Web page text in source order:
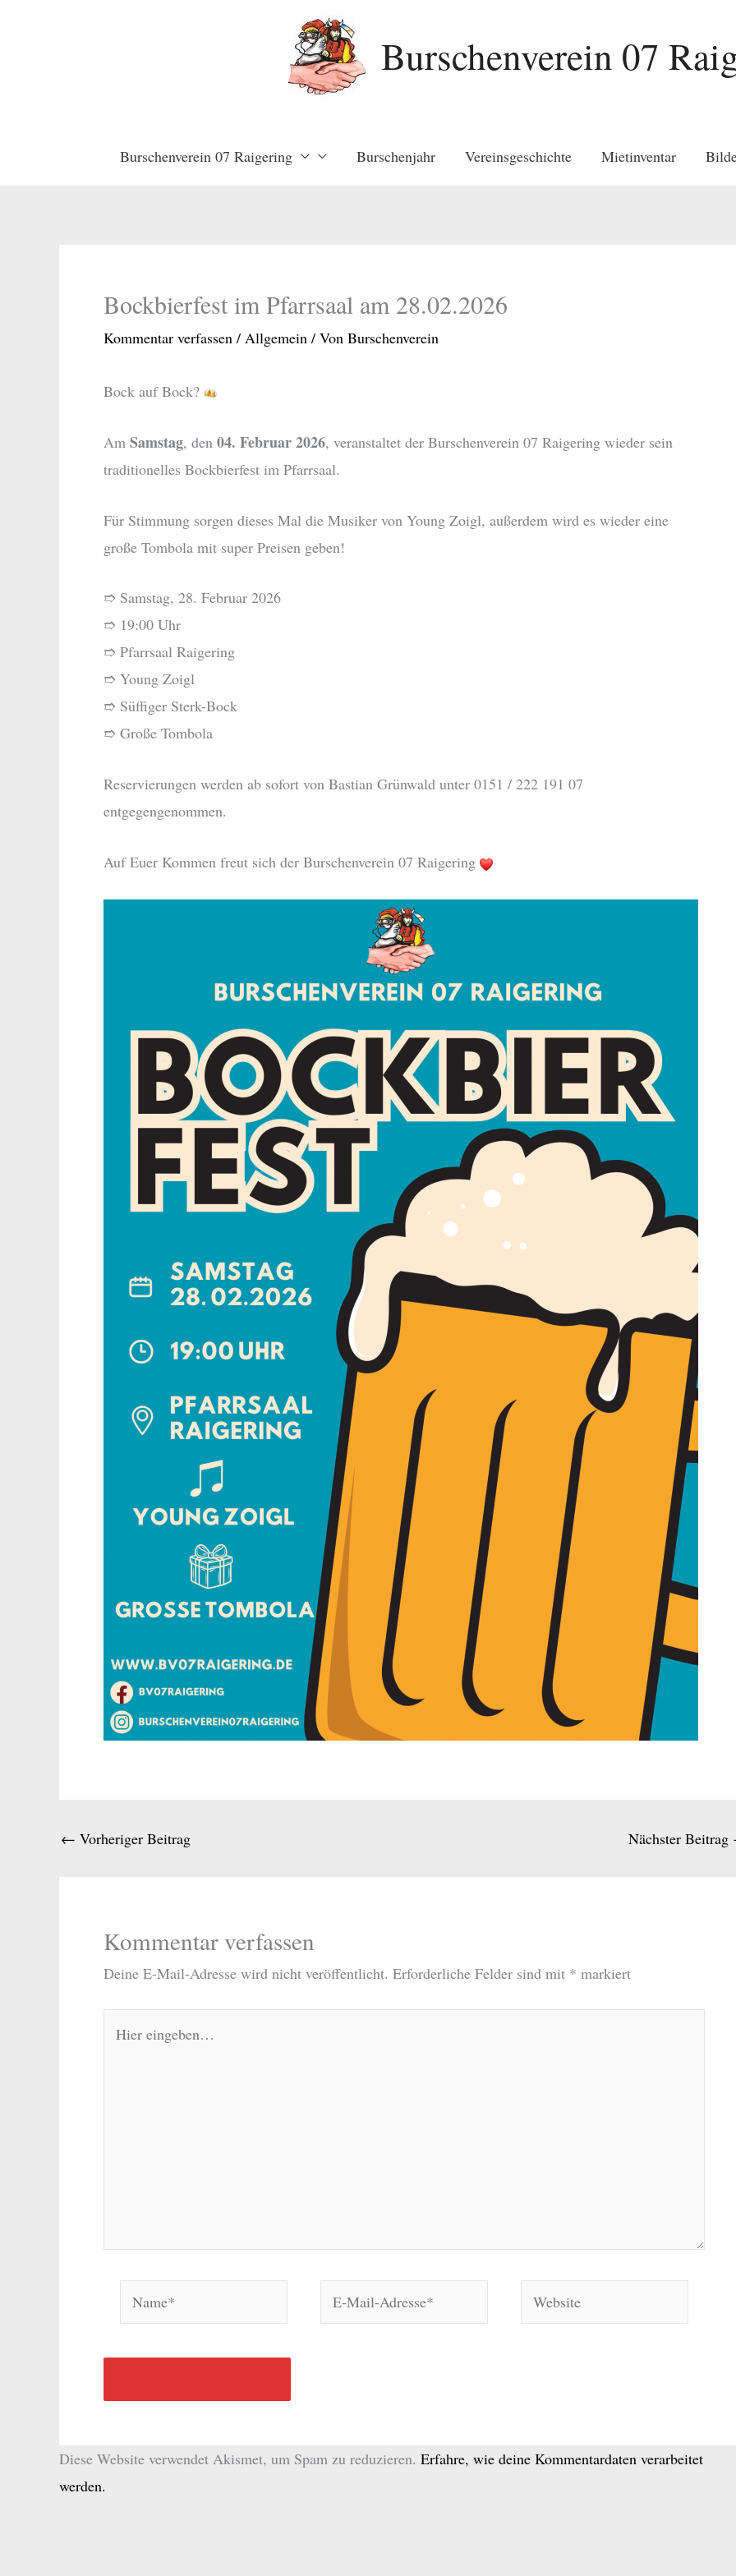
Burschenverein 07
Burschenverein 07 Raigering Burschenjahr Vereinsgeschichte Mietinventar
Bockbierfest im Pfarrsaal am 28.02.2026
Kommentar verfassen / Allgemein / Von Burschenverein
Bock auf Bock?
Am Samstag, den 04. Februar 2026, veranstaltet der Burschenverein 07 Raigering wieder sein
traditionelles Bockbierfest im Pfarrsaal.
Für Stimmung sorgen dieses Mal die Musiker von Young Zoigl, außerdem wird es wieder eine
große Tombola mit super Preisen geben!
➱ Samstag, 28. Februar 2026
➱ 19:00 Uhr
➱ Pfarrsaal Raigering
➱ Young Zoigl
➱ Süffiger Sterk-Bock
➱ Große Tombola
Reservierungen werden ab sofort von Bastian Grünwald unter 0151 / 222 191 07
entgegengenommen.
Auf Euer Kommen freut sich der Burschenverein 07 Raigering
← Vorheriger Beitrag Nächster Beitrag
Kommentar verfassen
Deine E-Mail-Adresse wird nicht veröffentlicht. Erforderliche Felder sind mit * markiert
eingeben…
Mail-
Diese Website verwendet Akismet, um Spam zu reduzieren. Erfahre, wie deine Kommentardaten verarbeitet
werden.